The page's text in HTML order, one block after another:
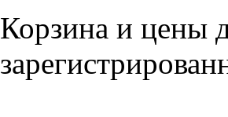
Корзина и цены